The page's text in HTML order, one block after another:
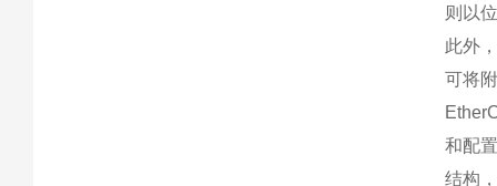
则以
此外
可将
和配
结构